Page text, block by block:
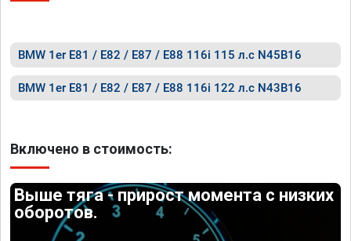
BMW 1er E81 / E82 / E87 / E88 116i 115 л.с N45B16
BMW 1er E81 / E82 / E87 / E88 116i 122 л.с N43B16
Включено в стоимость:
Выше тяга - прирост момента с низких
оборотов.